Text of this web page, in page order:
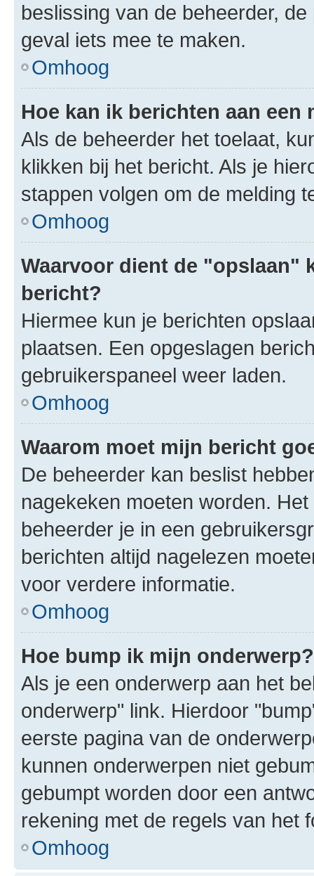
beslissing van de beheerder,
geval iets mee te maken.
Omhoog
Hoe kan ik berichten aan een
Als de beheerder het toelaat,
klikken bij het bericht. Als je
stappen volgen om de melding
Omhoog
Waarvoor dient de "opslaan"
bericht?
Hiermee kun je berichten
plaatsen. Een opgeslagen
gebruikerspaneel weer laden.
Omhoog
Waarom moet mijn bericht
De beheerder kan beslist
nagekeken moeten worden.
beheerder je in een
berichten altijd nagelezen
voor verdere informatie.
Omhoog
Hoe bump ik mijn onderwerp?
Als je een onderwerp aan het
onderwerp" link. Hierdoor
eerste pagina van de
kunnen onderwerpen niet
gebumpt worden door een
rekening met de regels van het
Omhoog